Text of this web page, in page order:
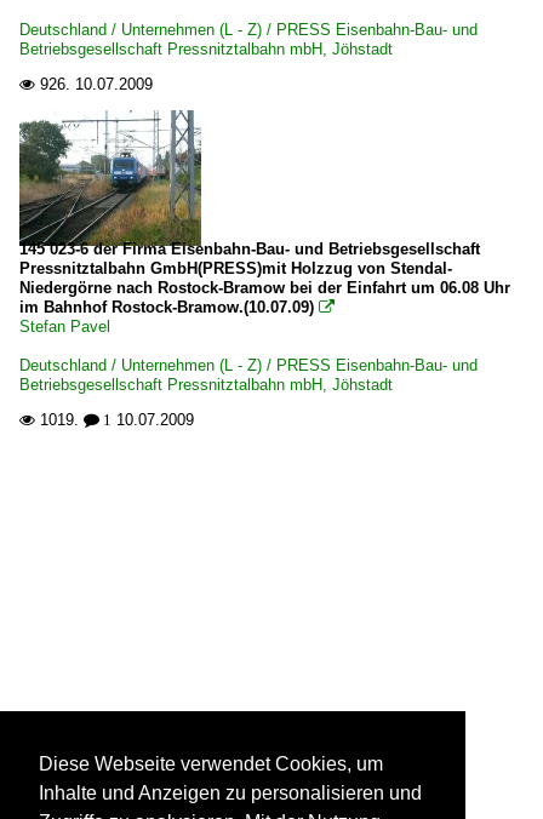
Deutschland / Unternehmen (L - Z) / PRESS Eisenbahn-Bau- und
Betriebsgesellschaft Pressnitztalbahn mbH, Jöhstadt
 926. 10.07.2009
145 023-6 der Firma Eisenbahn-Bau- und Betriebsgesellschaft
Pressnitztalbahn GmbH(PRESS)mit Holzzug von Stendal-
Niedergörne nach Rostock-Bramow bei der Einfahrt um 06.08 Uhr
im Bahnhof Rostock-Bramow.(10.07.09) 
Stefan Pavel
Deutschland / Unternehmen (L - Z) / PRESS Eisenbahn-Bau- und
Betriebsgesellschaft Pressnitztalbahn mbH, Jöhstadt
 1019.  1 10.07.2009
Diese Webseite verwendet Cookies, um
Inhalte und Anzeigen zu personalisieren und